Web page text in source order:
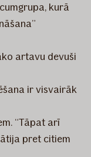
kurā
artavu devuši
ir visvairāk
“Tāpat arī
pret citiem